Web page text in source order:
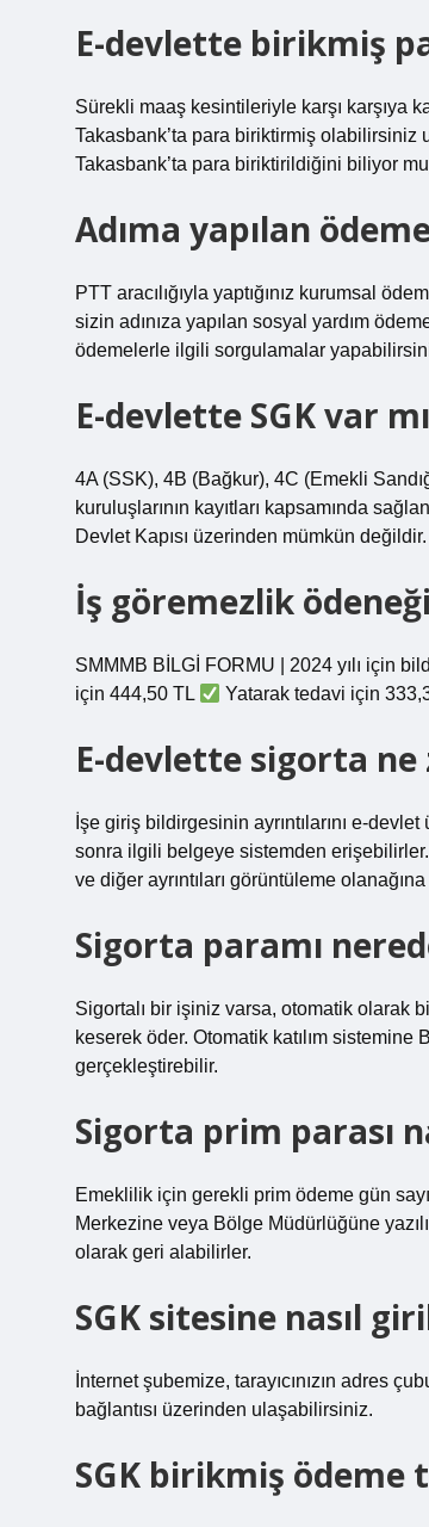
E-devlette birikmiş
Sürekli maaş kesintileriyle karşı karşıya
Takasbank’ta para biriktirmiş olabilirsiniz
Takasbank’ta para biriktirildiğini biliyor
Adıma yapılan
PTT aracılığıyla yaptığınız kurumsal
sizin adınıza yapılan sosyal yardım
ödemelerle ilgili sorgulamalar
E-devlette SGK var
4A (SSK), 4B (Bağkur), 4C (Emekli
kuruluşlarının kayıtları kapsamında
Devlet Kapısı üzerinden mümkün değildir.
İş göremezlik
SMMMB BİLGİ FORMU | 2024 yılı için
için 444,50 TL
Yatarak tedavi için
E-devlette sigorta
İşe giriş bildirgesinin ayrıntılarını e-
sonra ilgili belgeye sistemden erişebilirler.
ve diğer ayrıntıları görüntüleme
Sigorta paramı
Sigortalı bir işiniz varsa, otomatik olarak
keserek öder. Otomatik katılım
gerçekleştirebilir.
Sigorta prim parası
Emeklilik için gerekli prim ödeme gün
Merkezine veya Bölge Müdürlüğüne
olarak geri alabilirler.
SGK sitesine nasıl
İnternet şubemize, tarayıcınızın adres
bağlantısı üzerinden ulaşabilirsiniz.
SGK birikmiş ödeme